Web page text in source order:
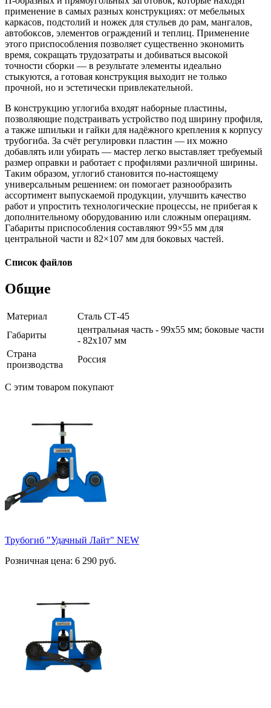
применение в самых разных конструкциях: от мебельных
каркасов, подстолий и ножек для стульев до рам, мангалов,
автобоксов, элементов ограждений и теплиц. Применение
этого приспособления позволяет существенно экономить
время, сокращать трудозатраты и добиваться высокой
точности сборки — в результате элементы идеально
стыкуются, а готовая конструкция выходит не только
прочной, но и эстетически привлекательной.
В конструкцию углогиба входят наборные пластины,
позволяющие подстраивать устройство под ширину профиля,
а также шпильки и гайки для надёжного крепления к корпусу
трубогиба. За счёт регулировки пластин — их можно
добавлять или убирать — мастер легко выставляет требуемый
размер оправки и работает с профилями различной ширины.
Таким образом, углогиб становится по‑настоящему
универсальным решением: он помогает разнообразить
ассортимент выпускаемой продукции, улучшить качество
работ и упростить технологические процессы, не прибегая к
дополнительному оборудованию или сложным операциям.
Габариты приспособления составляют 99×55 мм для
центральной части и 82×107 мм для боковых частей.
Список файлов
Общие
Материал
Сталь СТ-45
Габариты
центральная часть - 99х55 мм; боковые части
- 82х107 мм
Страна
производства
Россия
С этим товаром покупают
Трубогиб "Удачный Лайт" NEW
Розничная цена: 6 290 руб.